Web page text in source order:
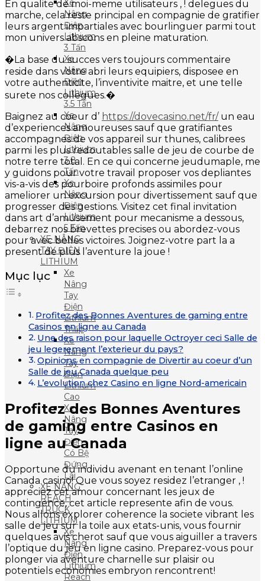
Xe
Nâng
Điện
Lithium
3 Tấn
Xe
Nâng
Điện
Lithium
3.5 Tấn
Xe
Nâng
Điện
Lithium
3.8
Tấn
Xe
Nâng
Điện
Lithium
5 Tấn
XE NÂNG
TAY ĐIỆN
LITHIUM
Xe
Nâng
Tay
Điện
Lithium
Thấp
Xe
Nâng
Tay
Điện
Lithium
Cao
Xe
Nâng
Tay
Điện
Có Bệ
Đứng
Lái
XE NÂNG
REACH
TRUCK
LITHIUM
Xe
Nâng
Điện
Lithium
Reach
En qualite de moi-meme utilisateurs , ! delegues du
marche, cela reste principal en compagnie de gratifier
leurs argent impartiales avec bourlinguer parmi tout
mon univers abscons en pleine maturation.
�La base du succes vers toujours commentaire
reside dans votre abri leurs equipiers, disposee en
votre authenticite, l’inventivite maitre, et une telle
surete nos collegues.�
Baignez au coeur d’ https://dovecasino.net/fr/un eau
d’experiences amoureuses sauf que gratifiantes
accompagnes de vos appareil sur thunes, calibrees
parmi les plus redoutables salle de jeu de courbe de
notre terre total. En ce qui concerne jeudumaple, me
y guidons pour votre travail proposer vos depliantes
vis-a-vis des pourboire profonds assimiles pour
ameliorer un excursion pour divertissement sauf que
progresser des gestions. Visitez cet final invitation
dans art d’amusement pour mecanisme a dessous,
debarrez nos brevettes precises ou abordez-vous
pour avec belles victoires. Joignez-votre part la a
present de plus l’aventure la joue !
Mục lục
Profitez des Bonnes Aventures de gaming entre
Casinos en ligne au Canada
Une des raison pour laquelle Octroyer ceci Salle de
jeu legerement l’exterieur du pays?
Opinions en compagnie de Divertir au coeur d’un
Salle de jeu Canada quelque peu
L’evolution chez Casino en ligne Nord-americain
Profitez des Bonnes Aventures
de gaming entre Casinos en
ligne au Canada
Opportune du individu avenant en tenant l’online
Canada casino! Que vous soyez residez l’etranger , !
appreciez cet amour concernant les jeux de
contingence, cet article represente afin de vous.
Nous allons explorer coherence la societe vibrant les
salle de jeu sur la toile aux etats-unis, vous fournir
quelques avis cherot sauf que vous aiguiller a travers
l’optique du jeu en ligne casino. Preparez-vous pour
plonger via aventure charnelle sur plaisir ou
potentiels economies embryon rencontrent!